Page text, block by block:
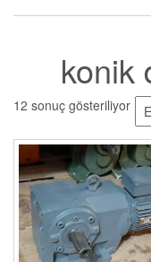
konik
12 sonuç gösteriliyor